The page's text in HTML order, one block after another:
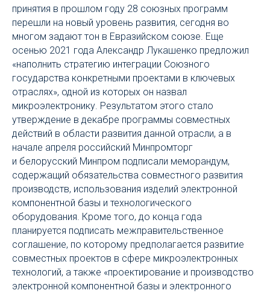
принятия в прошлом году 28 союзных программ
перешли на новый уровень развития, сегодня во
многом задают тон в Евразийском союзе. Еще
осенью 2021 года Александр Лукашенко предложил
«наполнить стратегию интеграции Союзного
государства конкретными проектами в ключевых
отраслях», одной из которых он назвал
микроэлектронику. Результатом этого стало
утверждение в декабре программы совместных
действий в области развития данной отрасли, а в
начале апреля российский Минпромторг
и белорусский Минпром подписали меморандум,
содержащий обязательства совместного развития
производств, использования изделий электронной
компонентной базы и технологического
оборудования. Кроме того, до конца года
планируется подписать межправительственное
соглашение, по которому предполагается развитие
совместных проектов в сфере микроэлектронных
технологий, а также «проектирование и производство
электронной компонентной базы и электронного